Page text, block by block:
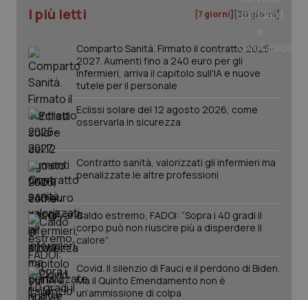
I più letti [7 giorni] [30 giorni]
Comparto Sanità. Firmato il contratto 2025-
2027. Aumenti fino a 240 euro per gli
infermieri, arriva il capitolo sull'IA e nuove
tutele per il personale
Eclissi solare del 12 agosto 2026, come
osservarla in sicurezza
Contratto sanità, valorizzati gli infermieri ma
penalizzate le altre professioni
Caldo estremo, FADOI: “Sopra i 40 gradi il
corpo può non riuscire più a disperdere il
calore”
Covid. Il silenzio di Fauci e il perdono di Biden.
Ma il Quinto Emendamento non è
un’ammissione di colpa
tracking-enable
tracking-sites-ironfish-
session-id
www.quotidianosanita.it
_ga